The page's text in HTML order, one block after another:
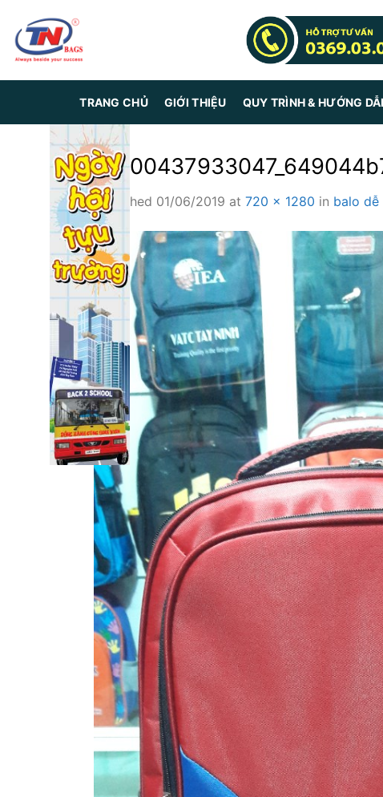
content
TRANG CHỦ GIỚI THIỆU QUY TRÌNH & HƯỚNG
Published 01/06/2019 at 720 × 1280 in balo